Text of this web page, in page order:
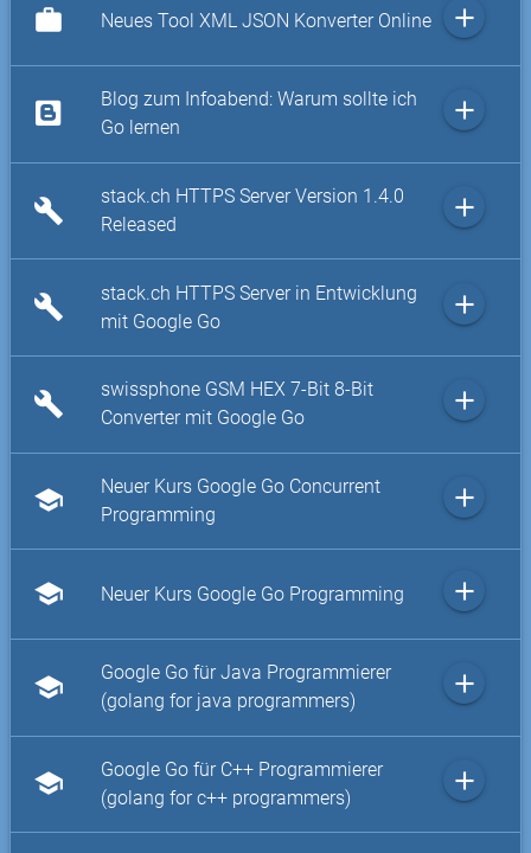
work Neues Tool XML JSON Konverter Online add
Blog zum Infoabend: Warum sollte ich
Go lernen
add
build
stack.ch HTTPS Server Version 1.4.0
Released
add
build
stack.ch HTTPS Server in Entwicklung
mit Google Go
add
build
swissphone GSM HEX 7-Bit 8-Bit
Converter mit Google Go
add
school
Neuer Kurs Google Go Concurrent
Programming
add
school Neuer Kurs Google Go Programming add
school
Google Go für Java Programmierer
(golang for java programmers)
add
school
Google Go für C++ Programmierer
(golang for c++ programmers)
add